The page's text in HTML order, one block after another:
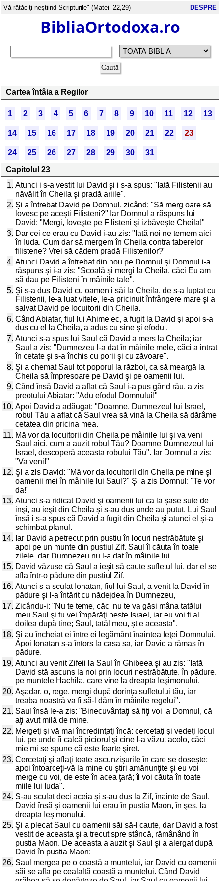
Vă rătăciţi neştiind Scripturile" (Matei, 22,29) DESPRE
BibliaOrtodoxa.ro
Cartea întâia a Regilor
1 2 3 4 5 6 7 8 9 10 11 12 13
14 15 16 17 18 19 20 21 22 23
24 25 26 27 28 29 30
31
Capitolul 23
1. Atunci i s-a vestit lui David şi i s-a spus: "Iată Filistenii au
năvălit în Cheila şi pradă ariile".
2. Şi a întrebat David pe Domnul, zicând: "Să merg oare să
lovesc pe aceşti Filisteni?" Iar Domnul a răspuns lui
David: "Mergi, loveşte pe Filisteni şi izbăveşte Cheila!"
3. Dar cei ce erau cu David i-au zis: "Iată noi ne temem aici
în Iuda. Cum dar să mergem în Cheila contra taberelor
filistene? Vrei să cădem pradă Filistenilor?"
4. Atunci David a întrebat din nou pe Domnul şi Domnul i-a
răspuns şi i-a zis: "Scoală şi mergi la Cheila, căci Eu am
să dau pe Filisteni în mâinile tale".
5. Şi s-a dus David cu oamenii săi la Cheila, de s-a luptat cu
Filistenii, le-a luat vitele, le-a pricinuit înfrângere mare şi a
salvat David pe locuitorii din Cheila.
6. Când Abiatar, fiul lui Ahimelec, a fugit la David şi apoi s-a
dus cu el la Cheila, a adus cu sine şi efodul.
7. Atunci s-a spus lui Saul că David a mers la Cheila; iar
Saul a zis: "Dumnezeu l-a dat în mâinile mele, căci a intrat
în cetate şi s-a închis cu porii şi cu zăvoare".
8. Şi a chemat Saul tot poporul la război, ca să meargă la
Cheila să împresoare pe David şi pe oamenii lui.
9. Când însă David a aflat că Saul i-a pus gând rău, a zis
preotului Abiatar: "Adu efodul Domnului!"
10. Apoi David a adăugat: "Doamne, Dumnezeul lui Israel,
robul Tău a aflat că Saul vrea să vină la Cheila să dărâme
cetatea din pricina mea.
11. Mă vor da locuitorii din Cheila pe mâinile lui şi va veni
Saul aici, cum a auzit robul Tău? Doamne Dumnezeul lui
Israel, descoperă aceasta robului Tău". Iar Domnul a zis:
"Va veni!"
12. Şi a zis David: "Mă vor da locuitorii din Cheila pe mine şi
oamenii mei în mâinile lui Saul?" Şi a zis Domnul: "Te vor
da!"
13. Atunci s-a ridicat David şi oamenii lui ca la şase sute de
inşi, au ieşit din Cheila şi s-au dus unde au putut. Lui Saul
însă i s-a spus că David a fugit din Cheila şi atunci el şi-a
schimbat planul.
14. Iar David a petrecut prin pustiu în locuri nestrăbătute şi
apoi pe un munte din pustiul Zif. Saul îl căuta în toate
zilele, dar Dumnezeu nu l-a dat în mâinile lui.
15. David văzuse că Saul a ieşit să caute sufletul lui, dar el se
afla într-o pădure din pustiul Zif.
16. Atunci s-a sculat Ionatan, fiul lui Saul, a venit la David în
pădure şi l-a întărit cu nădejdea în Dumnezeu,
17. Zicându-i: "Nu te teme, căci nu te va găsi mâna tatălui
meu Saul şi tu vei împărăţi peste Israel, iar eu voi fi al
doilea după tine; Saul, tatăl meu, ştie aceasta".
18. Şi au încheiat ei între ei legământ înaintea feţei Domnului.
Apoi Ionatan s-a întors la casa sa, iar David a rămas în
pădure.
19. Atunci au venit Zifeii la Saul în Ghibeea şi au zis: "Iată
David stă ascuns la noi prin locuri nestrăbătute, în pădure,
pe muntele Hachila, care vine la dreapta Ieşimonului.
20. Aşadar, o, rege, mergi după dorinţa sufletului tău, iar
treaba noastră va fi să-l dăm în mâinile regelui".
21. Saul însă le-a zis: "Binecuvântaţi să fiţi voi la Domnul, că
aţi avut milă de mine.
22. Mergeţi şi vă mai încredinţaţi încă; cercetaţi şi vedeţi locul
lui, pe unde îi calcă piciorul şi cine l-a văzut acolo, căci
mie mi se spune că este foarte şiret.
23. Cercetaţi şi aflaţi toate ascunzişurile în care se doseşte;
apoi întoarceţi-vă la mine cu ştiri amănunţite şi eu voi
merge cu voi, de este în acea ţară; îl voi căuta în toate
miile lui Iuda".
24. S-au sculat deci aceia şi s-au dus la Zif, înainte de Saul.
David însă şi oamenii lui erau în pustia Maon, în şes, la
dreapta Ieşimonului.
25. Şi a plecat Saul cu oamenii săi să-l caute, dar David a fost
vestit de aceasta şi a trecut spre stâncă, rămânând în
pustia Maon. De aceasta a auzit şi Saul şi a alergat după
David în pustia Maon:
26. Saul mergea pe o coastă a muntelui, iar David cu oamenii
săi se afla pe cealaltă coastă a muntelui. Când David